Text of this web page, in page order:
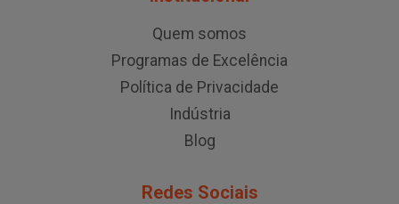
Quem somos
Programas de Excelência
Política de Privacidade
Indústria
Blog
Redes Sociais